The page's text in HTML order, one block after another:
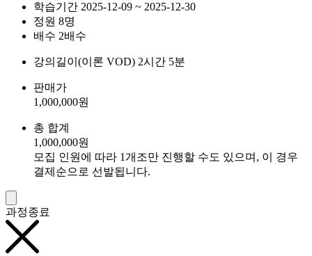
학습기간 2025-12-09 ~ 2025-12-30
정원 8명
배수 2배수
강의길이(이론 VOD) 2시간 5분
판매가
1,000,000원
총 합계
1,000,000원
모집 인원에 따라 1개조만 진행할 수도 있으며, 이 경우
결제순으로 선발됩니다.
과정종료